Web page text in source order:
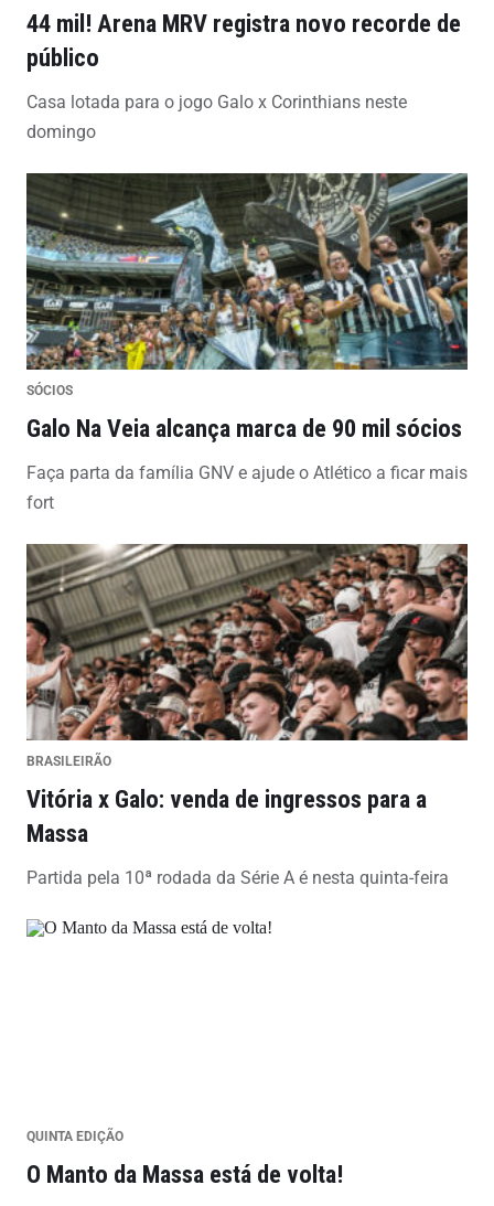
44 mil! Arena MRV registra novo recorde de
público
Casa lotada para o jogo Galo x Corinthians neste
domingo
SÓCIOS
Galo Na Veia alcança marca de 90 mil sócios
Faça parta da família GNV e ajude o Atlético a ficar mais
fort
BRASILEIRÃO
Vitória x Galo: venda de ingressos para a
Massa
Partida pela 10ª rodada da Série A é nesta quinta-feira
QUINTA EDIÇÃO
O Manto da Massa está de volta!